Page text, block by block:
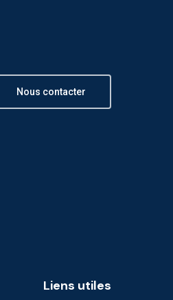
Nous contacter
Liens utiles